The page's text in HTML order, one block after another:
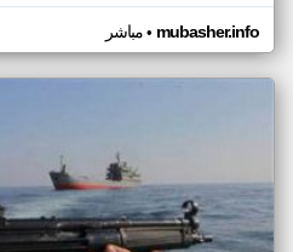
مباشر• mubasher.info